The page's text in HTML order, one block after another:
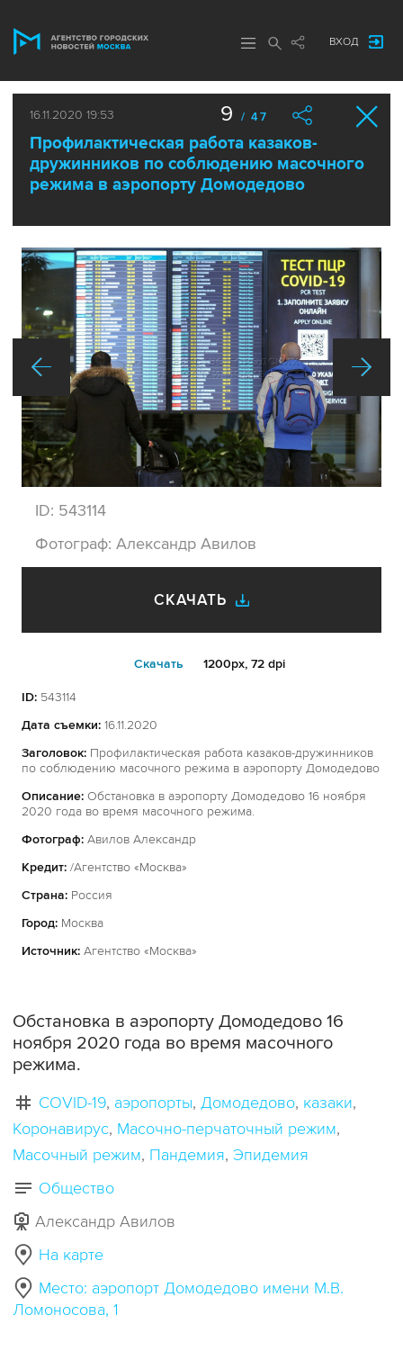
ВХОД
16.11.2020 19:53
Профилактическая работа казаков-
дружинников по соблюдению масочного
режима в аэропорту Домодедово
9 / 47
ID: 543114
Фотограф: Александр Авилов
СКАЧАТЬ
Cкачать 1200px, 72 dpi
ID: 543114
Дата съемки: 16.11.2020
Заголовок: Профилактическая работа казаков-дружинников
по соблюдению масочного режима в аэропорту Домодедово
Описание: Обстановка в аэропорту Домодедово 16 ноября
2020 года во время масочного режима.
Фотограф: Авилов Александр
Кредит: /Агентство «Москва»
Страна: Россия
Город: Москва
Источник: Агентство «Москва»
Обстановка в аэропорту Домодедово 16
ноября 2020 года во время масочного
режима.
COVID-19 аэропорты Домодедово казаки
Коронавирус Масочно-перчаточный режим
Масочный режим Пандемия Эпидемия
Общество
Александр Авилов
На карте
Место: аэропорт Домодедово имени М.В.
Ломоносова, 1